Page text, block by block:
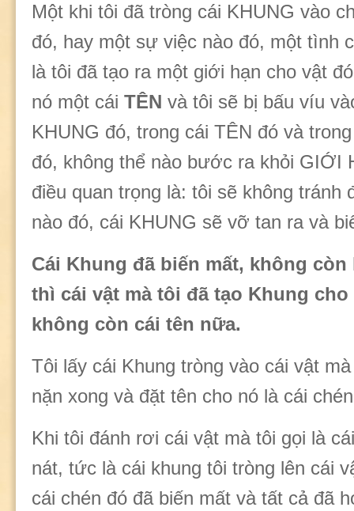
Một khi tôi đã tròng cái KHUNG vào
đó, hay một sự việc nào đó, một tình
là tôi đã tạo ra một giới hạn cho vật
nó một cái TÊN và tôi sẽ bị bấu víu
KHUNG đó, trong cái TÊN đó và
đó, không thể nào bước ra khỏi GIỚI
điều quan trọng là: tôi sẽ không tránh
nào đó, cái KHUNG sẽ vỡ tan ra và
Cái Khung đã biến mất, không
thì cái vật mà tôi đã tạo Khung
không còn cái tên nữa.
Tôi lấy cái Khung tròng vào cái vật
nặn xong và đặt tên cho nó là cái
Khi tôi đánh rơi cái vật mà tôi gọi là
nát, tức là cái khung tôi tròng lên cái
cái chén đó đã biến mất và tất cả đã